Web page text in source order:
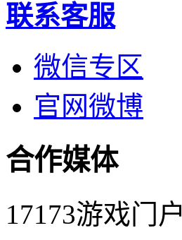
联系客服
微信专区
官网微博
合作媒体
17173游戏门户